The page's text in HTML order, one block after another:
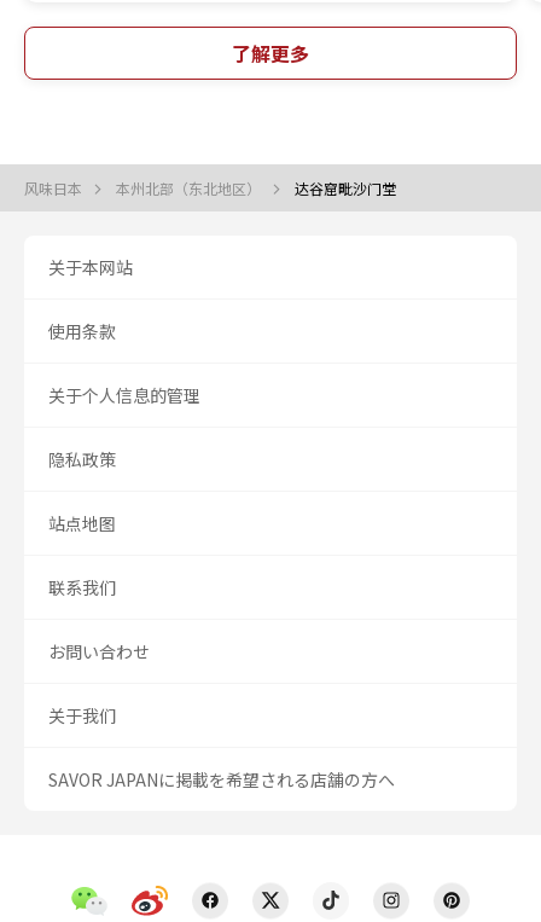
了解更多
风味日本 本州北部（东北地区） 达谷窟毗沙门堂
关于本网站
使用条款
关于个人信息的管理
隐私政策
站点地图
联系我们
お問い合わせ
关于我们
SAVOR JAPANに掲載を希望される店舗の方へ